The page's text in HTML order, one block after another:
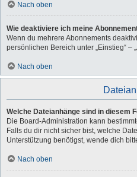
Nach oben
Wie deaktiviere ich meine
Wenn du mehrere Abonnements
persönlichen Bereich unter „Einstieg“ –
Nach oben
Welche Dateianhänge sind in diesem
Die Board-Administration kann
Falls du dir nicht sicher bist, welche
Unterstützung benötigst, wende dich
Nach oben